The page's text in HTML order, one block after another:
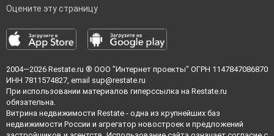
Оцените эту страницу
2004—2026 Restate.ru ® ООО "Интернет проекты" ОГРН 1147847086870
ИНН 7811574827, email sup@restate.ru
При использовании материалов гиперссылка на Restate.ru
обязательна.
Витрина недвижимости Restate - одна из крупнейших баз
недвижимости России и агрегатор новостроек и предложений